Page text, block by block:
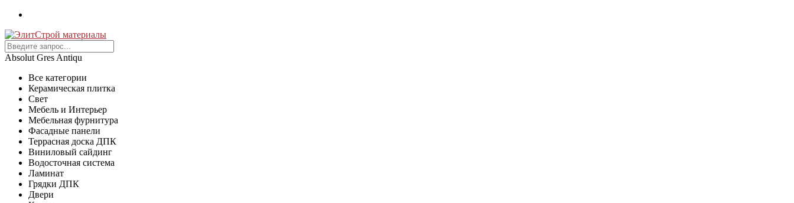
Absolut Gres Antiqu
Все категории
Керамическая плитка
Свет
Мебель и Интерьер
Мебельная фурнитура
Фасадные панели
Террасная доска ДПК
Виниловый сайдинг
Водосточная система
Ламинат
Грядки ДПК
Двери